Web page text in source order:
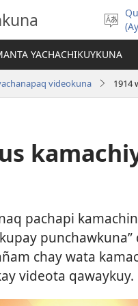
YACHACHIKUYKUNA
videokuna 1914
pachapi
punchawkuna”
chay wata
videota qawaykuy.